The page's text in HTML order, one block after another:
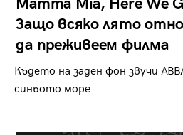
Mamma Mia, Here We
Защо всяко лято
да преживеем филма
Където на заден фон звучи
синьото море